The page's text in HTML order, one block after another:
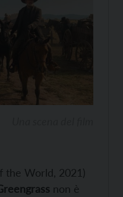
the World, 2021)
non è